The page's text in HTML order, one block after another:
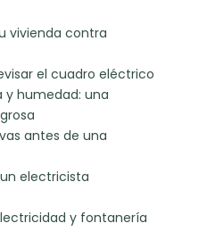
vivienda contra
el cuadro eléctrico
y humedad: una
antes de una
electricista
y fontanería